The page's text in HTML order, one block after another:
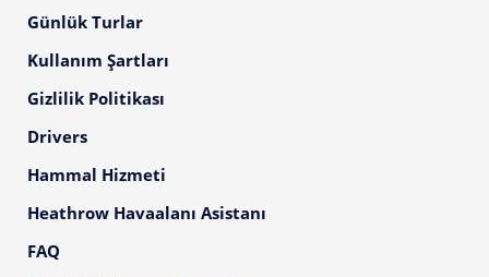
Günlük Turlar
Kullanım Şartları
Gizlilik Politikası
Drivers
Hammal Hizmeti
Heathrow Havaalanı Asistanı
FAQ